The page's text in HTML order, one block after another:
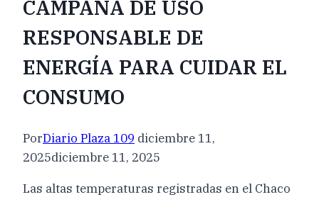
CAMPAÑA DE USO
RESPONSABLE DE
ENERGÍA PARA CUIDAR EL
CONSUMO
PorDiario Plaza 109 diciembre 11,
2025diciembre 11, 2025
Las altas temperaturas registradas en el Chaco